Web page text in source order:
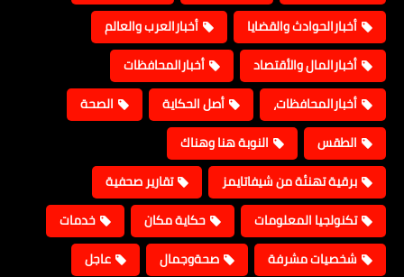
أخبارالحوادث والقضايا
أخبارالعرب والعالم
أخبارالمال والأقتصاد
أخبارالمحافظات
أخبارالمحافظات،
أصل الحكاية
الصحة
الطقس
النوبة هنا وهناك
برقية تهنئة من شيفاتايمز
تقارير صحفية
تكنولجيا المعلومات
حكاية مكان
خدمات
شخصيات مشرفة
صحةوجمال
عاجل